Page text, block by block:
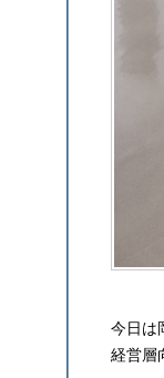
今日は
経営層